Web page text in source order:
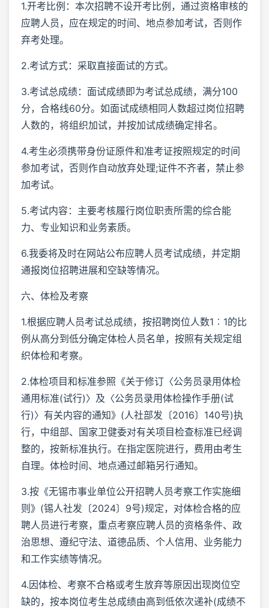
1.开考比例：本次招聘不设开考比例，通过资格审核的
应聘人员，应在规定的时间、地点参加考试，否则作
弃考处理。
2.考试方式：采取直接面试的方式。
3.考试总成绩：面试成绩即为考试总成绩，满分100
分，合格线60分。如面试成绩相同人数超过岗位招聘
人数的，将组织加试，并按加试成绩确定排名。
4.考生必须携带身份证原件和准考证按照规定的时间
参加考试，否则作自动放弃处理;证件不齐者，禁止参
加考试。
5.考试内容：主要考核履行岗位职责所需的综合能
力、专业知识和业务素质。
6.我委将及时在网站公布应聘人员考试成绩，并定期
通报岗位招聘进展和空缺等情况。
六、体检及考察
1.根据应聘人员考试总成绩，按招聘岗位人数1︰1的比
例从高分到低分确定体检人员名单，按照有关规定组
织体检和考察。
2.体检项目和标准参照《关于修订〈公务员录用体检
通用标准(试行)〉及〈公务员录用体检操作手册(试
行)〉有关内容的通知》(人社部发〔2016〕140号)执
行，中组部、国家卫健委对有关项目检查标准已经调
整的，按新标准执行。在指定医院进行，费用由考生
自理。体检时间、地点通过邮箱另行通知。
3.按《无锡市事业单位公开招聘人员考察工作实施细
则》(锡人社发〔2024〕9号)规定，对体检合格的应
聘人员进行考察，重点考察应聘人员的资格条件、政
治思想、遵纪守法、道德品质、个人信用、业务能力
和工作实绩等情况。
4.因体检、考察不合格或考生放弃等原因出现岗位空
缺的，按本岗位考生总成绩由高到低依次递补(成绩不